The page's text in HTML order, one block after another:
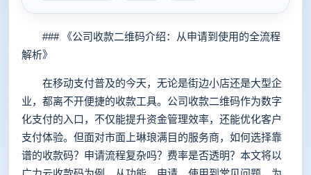
### 《公司收款二维码介绍：从申请到使用的全流程
解析》
在移动支付普及的今天，无论是街边小店还是大型企
业，都离不开便捷的收款工具。公司收款二维码作为数字
化支付的入口，不仅能提升资金管理效率，还能优化客户
支付体验。但面对市面上琳琅满目的服务商，如何选择靠
谱的收款码？申请流程复杂吗？费率是否透明？本文将以